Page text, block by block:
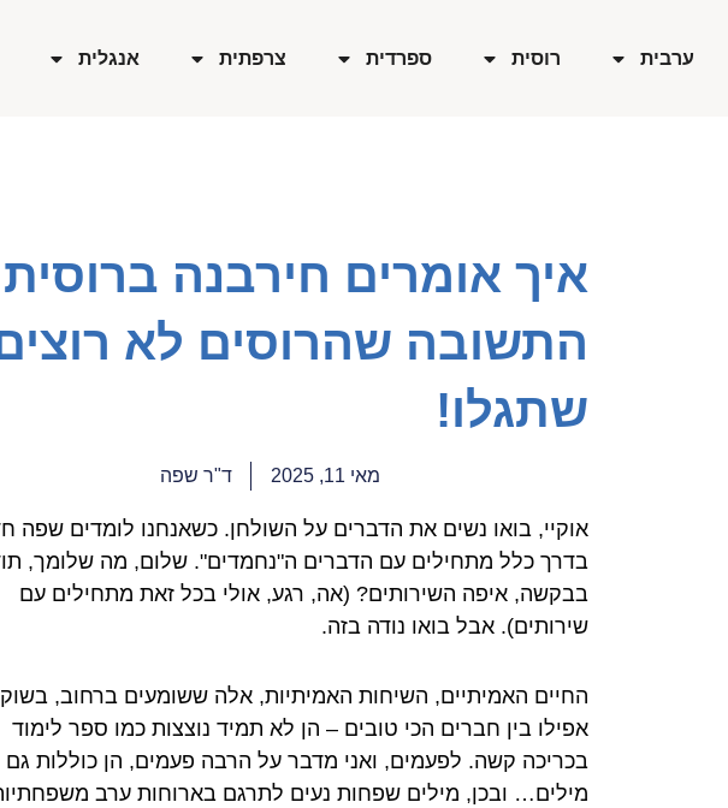
ערבית רוסית ספרדית צרפתית אנגלית
איך אומרים חירבנה
התשובה שהרוסים לא
שתגלו!
מאי 11, 2025 ד"ר שפה
אוקיי, בואו נשים את הדברים על השולחן. כשאנחנו לומדים שפה
בדרך כלל מתחילים עם הדברים ה"נחמדים". שלום, מה שלומך,
בבקשה, איפה השירותים? (אה, רגע, אולי בכל זאת מתחילים עם
שירותים). אבל בואו נודה בזה.
החיים האמיתיים, השיחות האמיתיות, אלה ששומעים ברחוב,
אפילו בין חברים הכי טובים – הן לא תמיד נוצצות כמו ספר לימוד
בכריכה קשה. לפעמים, ואני מדבר על הרבה פעמים, הן כוללות גם
מילים… ובכן, מילים שפחות נעים לתרגם בארוחות ערב